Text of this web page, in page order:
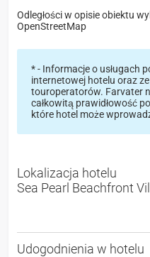
Odległości w opisie obiektu
OpenStreetMap
* - Informacje o usługach
internetowej hotelu oraz
touroperatorów. Farvater
całkowitą prawidłowość
które hotel może
Lokalizacja hotelu
Sea Pearl Beachfront
Udogodnienia w hotelu